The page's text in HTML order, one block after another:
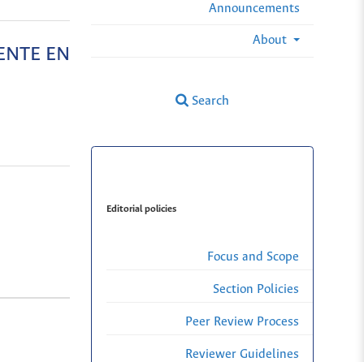
Announcements
About
Search
EN
Editorial policies
Focus and Scope
Section Policies
Peer Review Process
Reviewer Guidelines